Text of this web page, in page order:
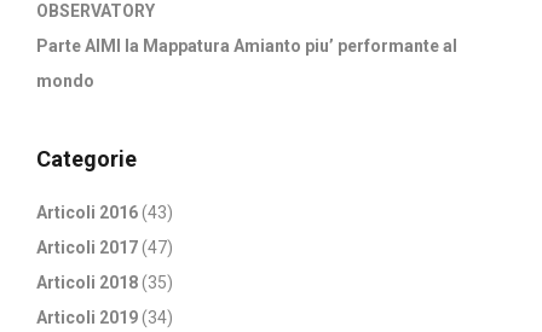
OBSERVATORY
Parte AIMI la Mappatura Amianto piu’ performante al
mondo
Categorie
Articoli 2016(43)
Articoli 2017(47)
Articoli 2018(35)
Articoli 2019(34)